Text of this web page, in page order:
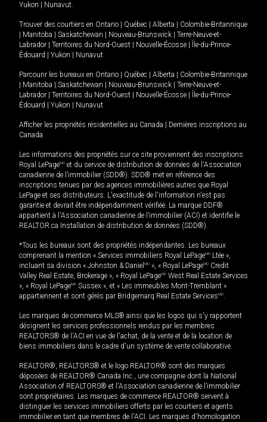
Yukon
Nunavut.
Trouver des courtiers en Ontario Québec Alberta
Colombie-Britannique
Manitoba Saskatchewan Nouveau-Brunswick
Terre-Neuve-et-
Labrador
Territoires du Nord-Ouest Nouvelle-Écosse
Île-du-Prince-
Édouard
Yukon Nunavut
Parcourir les bureaux en Ontario Québec Alberta
Colombie-Britannique
Manitoba Saskatchewan Nouveau-Brunswick
Terre-Neuve-et-
Labrador
Territoires du Nord-Ouest Nouvelle-Écosse
Île-du-Prince-
Édouard
Yukon Nunavut
Afficher les propriétés résidentielles au Canada
Dernières inscriptions au
Canada
Les informations des propriétés sur ce site proviennent des inscriptions
Royal LePageMD et du service de distribution de données de l'Association
canadienne de l’immobilier (SDD®). SDD® met en référence des
inscriptions tenues par des agences immobilières autres que Royal
LePage et ses distributeurs. L'exactitude de l'information n'est pas
garantie et devrait être indépendamment vérifiée. La marque DDF®
appartient à l'Association canadienne de l’immobilier (ACI) et identifie le
REALTOR.ca Installation de distribution de données (SDD®).
*Tous les bureaux sont des propriétés indépendantes. Les bureaux
comprenant la mention « Services immobiliers Royal LePageMD Ltée »,
incluant sa division « Johnston & Daniel MD », « Royal LePageMD Credit
Valley Real Estate, Brokerage », « Royal LePageMD West Real Estate Services
», « Royal LePageMD Sussex », et « Les immeubles Mont-Tremblant »
appartiennent et sont gérés par Bridgemarq Real Estate ServicesMD.
Les marques de commerce MLS® ainsi que les logos qui s'y rapportent
désignent les services professionnels rendus par les membres
REALTORS® de l'ACI en vue de l'achat, de la vente et de la location de
biens immobiliers dans le cadre d'un système de vente collaborative.
REALTOR®, REALTORS® et le logo REALTOR® sont des marques
déposées de REALTOR® Canada Inc., une compagnie dont la National
Association of REALTORS® et l'Association canadienne de l’immobilier
sont propriétaires. Les marques de commerce REALTOR® servent à
distinguer les services immobiliers offerts par les courtiers et agents
immobilier en tant que membres de l'ACI. Les marques d'homologation